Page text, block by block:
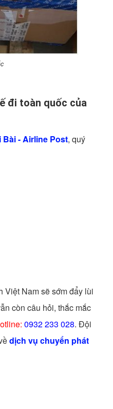
đi toàn quốc của
- Airline Post, quý
Việt Nam sẽ sớm đẩy lùi
còn câu hỏi, thắc mắc
0932 233 028. Đội
dịch vụ chuyển phát